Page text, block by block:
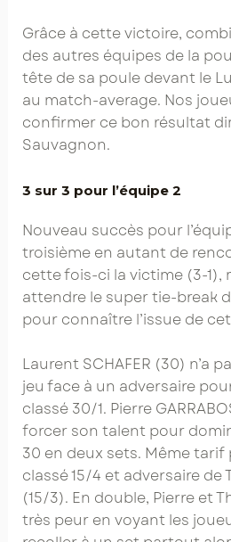
Grâce à cette victoire,
des autres équipes de la
tête de sa poule devant le
au match-average. Nos
confirmer ce bon résultat
Sauvagnon.
3 sur 3 pour l’équipe 2
Nouveau succès pour
troisième en autant de
cette fois-ci la victime (3-1),
attendre le super tie-break
pour connaître l’issue de
Laurent SCHAFER (30) n’a
jeu face à un adversaire
classé 30/1. Pierre
forcer son talent pour
30 en deux sets. Même
classé 15/4 et adversaire de
(15/3). En double, Pierre et
très peur en voyant les